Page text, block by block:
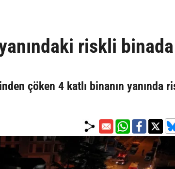
riskli binada
çöken 4 katlı binanın yanında